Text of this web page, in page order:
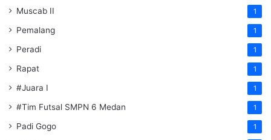
Muscab II 1
Pemalang 1
Peradi 1
Rapat 1
#Juara I 1
#Tim Futsal SMPN 6 Medan 1
Padi Gogo 1